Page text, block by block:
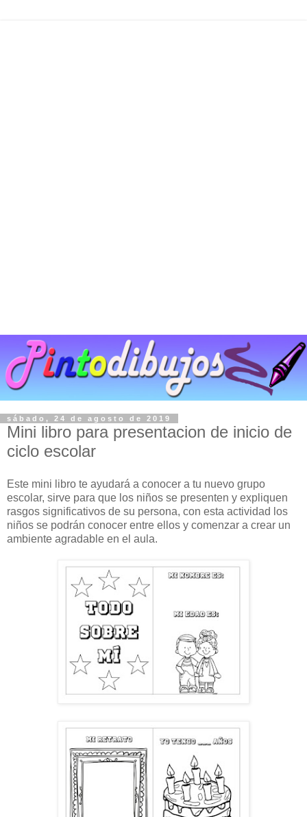
sábado, 24 de agosto de 2019
Mini libro para presentacion de inicio de
ciclo escolar
Este mini libro te ayudará a conocer a tu nuevo grupo
escolar, sirve para que los niños se presenten y expliquen
rasgos significativos de su persona, con esta actividad los
niños se podrán conocer entre ellos y comenzar a crear un
ambiente agradable en el aula.